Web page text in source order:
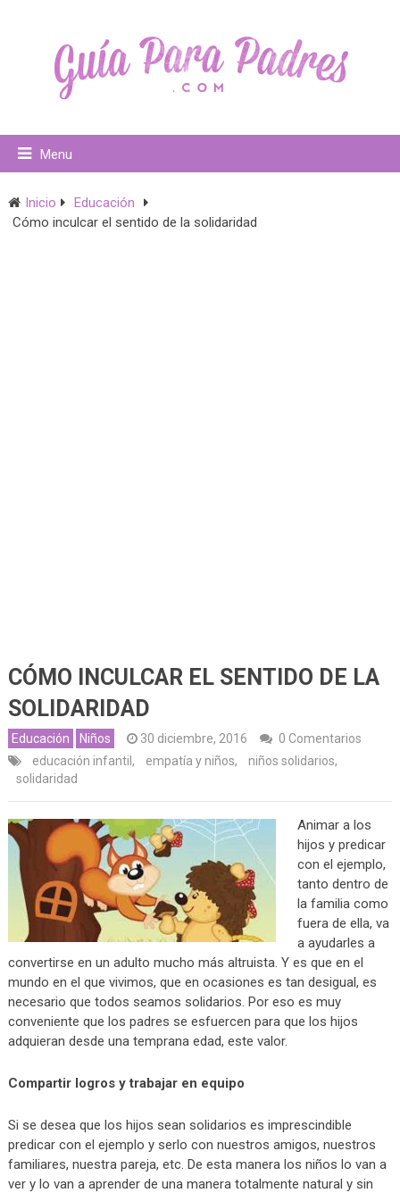
Menu
Inicio
Educación
Cómo inculcar el sentido de la solidaridad
CÓMO INCULCAR EL SENTIDO DE LA
SOLIDARIDAD
Educación Niños 30 diciembre, 2016
0 Comentarios
educación infantil , empatía y niños, niños solidarios,
solidaridad
Animar a los
hijos y predicar
con el ejemplo,
tanto dentro de
la familia como
fuera de ella, va
a ayudarles a
convertirse en un adulto mucho más altruista. Y es que en el
mundo en el que vivimos, que en ocasiones es tan desigual, es
necesario que todos seamos solidarios. Por eso es muy
conveniente que los padres se esfuercen para que los hijos
adquieran desde una temprana edad, este valor.
Compartir logros y trabajar en equipo
Si se desea que los hijos sean solidarios es imprescindible
predicar con el ejemplo y serlo con nuestros amigos, nuestros
familiares, nuestra pareja, etc. De esta manera los niños lo van a
ver y lo van a aprender de una manera totalmente natural y sin